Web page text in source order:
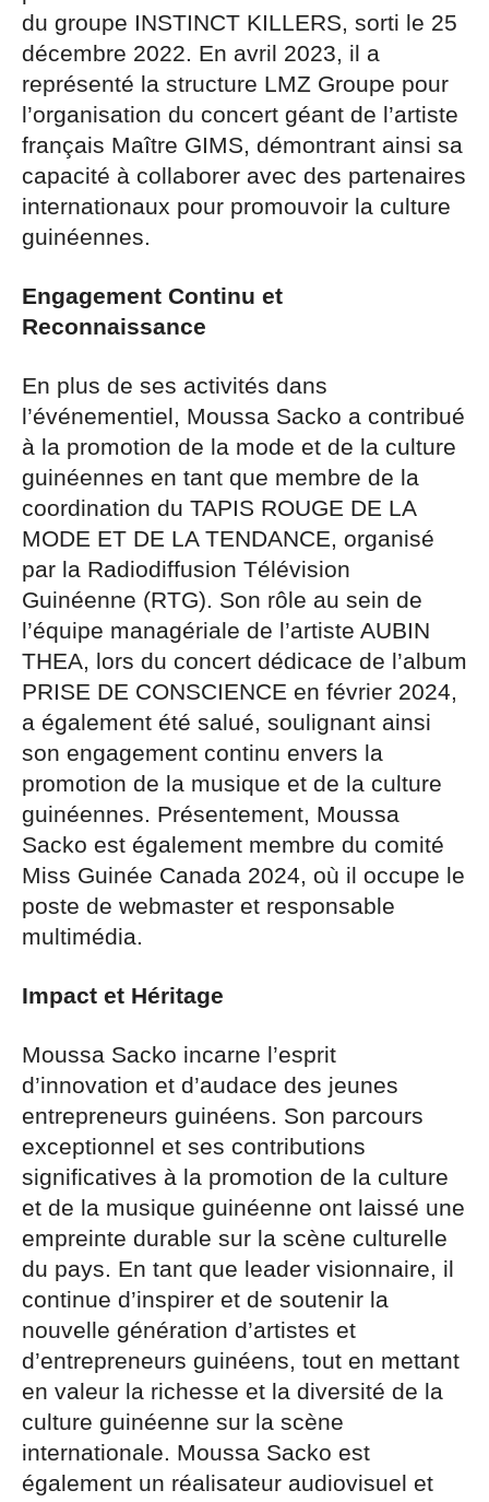
du groupe INSTINCT KILLERS, sorti le 25
décembre 2022. En avril 2023, il a
représenté la structure LMZ Groupe pour
l’organisation du concert géant de l’artiste
français Maître GIMS, démontrant ainsi sa
capacité à collaborer avec des partenaires
internationaux pour promouvoir la culture
guinéennes.
Engagement Continu et
Reconnaissance
En plus de ses activités dans
l’événementiel, Moussa Sacko a contribué
à la promotion de la mode et de la culture
guinéennes en tant que membre de la
coordination du TAPIS ROUGE DE LA
MODE ET DE LA TENDANCE, organisé
par la Radiodiffusion Télévision
Guinéenne (RTG). Son rôle au sein de
l’équipe managériale de l’artiste AUBIN
THEA, lors du concert dédicace de l’album
PRISE DE CONSCIENCE en février 2024,
a également été salué, soulignant ainsi
son engagement continu envers la
promotion de la musique et de la culture
guinéennes. Présentement, Moussa
Sacko est également membre du comité
Miss Guinée Canada 2024, où il occupe le
poste de webmaster et responsable
multimédia.
Impact et Héritage
Moussa Sacko incarne l’esprit
d’innovation et d’audace des jeunes
entrepreneurs guinéens. Son parcours
exceptionnel et ses contributions
significatives à la promotion de la culture
et de la musique guinéenne ont laissé une
empreinte durable sur la scène culturelle
du pays. En tant que leader visionnaire, il
continue d’inspirer et de soutenir la
nouvelle génération d’artistes et
d’entrepreneurs guinéens, tout en mettant
en valeur la richesse et la diversité de la
culture guinéenne sur la scène
internationale. Moussa Sacko est
également un réalisateur audiovisuel et